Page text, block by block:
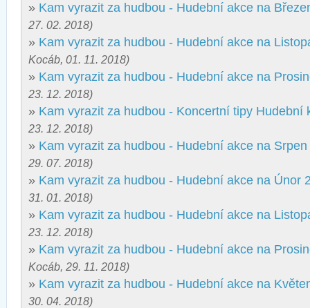
» Kam vyrazit za hudbou - Hudební akce na
27. 02. 2018)
» Kam vyrazit za hudbou - Hudební akce na
Kocáb, 01. 11. 2018)
» Kam vyrazit za hudbou - Hudební akce na
23. 12. 2018)
» Kam vyrazit za hudbou - Koncertní tipy Hudební
23. 12. 2018)
» Kam vyrazit za hudbou - Hudební akce na
29. 07. 2018)
» Kam vyrazit za hudbou - Hudební akce na Únor
31. 01. 2018)
» Kam vyrazit za hudbou - Hudební akce na
23. 12. 2018)
» Kam vyrazit za hudbou - Hudební akce na
Kocáb, 29. 11. 2018)
» Kam vyrazit za hudbou - Hudební akce na
30. 04. 2018)